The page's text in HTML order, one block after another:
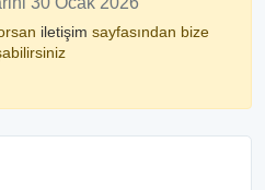
iletişim sayfasından bize